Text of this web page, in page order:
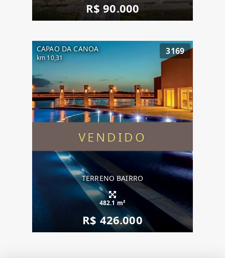
R$ 90.000
VENDIDO
CAPAO DA CANOA
km 10,31
3169
TERRENO BAIRRO
482.1 m²
R$ 426.000